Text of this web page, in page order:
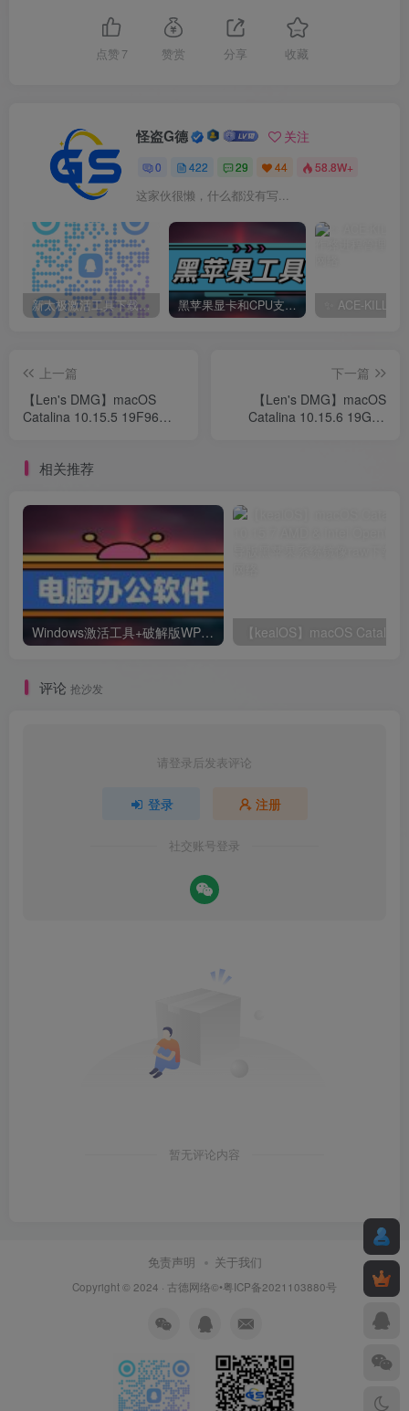
点赞 7 赞赏 分享 收藏
怪盗G德 关注
0 422 29 44 58.8W+
这家伙很懒，什么都没有写...
新太极激活工具下载/教程/充值/开户(QQ交流群号749113977) 黑苹果显卡和CPU支持情况以及购买硬件防踩坑指南
上一篇
【Len's DMG】macOS
Catalina 10.15.5 19F96
下一篇
【Len's DMG】macOS
Catalina 10.15.6 19G73
相关推荐
Windows激活工具+破解版WPS+破解版pdf(可编辑)+办公文件转换工具
评论 抢沙发
请登录后发表评论
登录 注册
社交账号登录
暂无评论内容
免责声明 关于我们
Copyright © 2024 · 古德网络©•粤ICP备2021103880号